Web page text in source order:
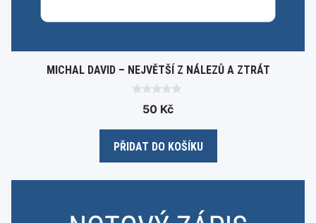
MICHAL DAVID – NEJVĚTŠÍ Z NÁLEZŮ A ZTRÁT
t
f
50 Kč
PŘIDAT DO KOŠÍKU